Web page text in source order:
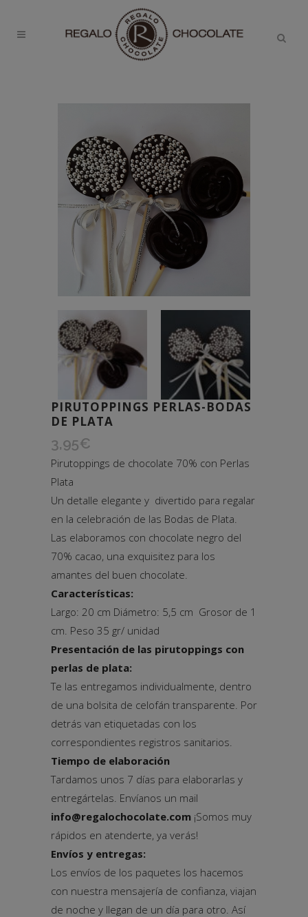
PIRUTOPPINGS PERLAS-BODAS
DE PLATA
3,95€
Pirutoppings de chocolate 70% con Perlas
Plata
Un detalle elegante y divertido para regalar
en la celebración de las Bodas de Plata.
Las elaboramos con chocolate negro del
70% cacao, una exquisitez para los
amantes del buen chocolate.
Características:
Largo: 20 cm Diámetro: 5,5 cm Grosor de 1
cm. Peso 35 gr/ unidad
Presentación de las pirutoppings con
perlas de plata:
Te las entregamos individualmente, dentro
de una bolsita de celofán transparente. Por
detrás van etiquetadas con los
correspondientes registros sanitarios.
Tiempo de elaboración
Tardamos unos 7 días para elaborarlas y
entregártelas. Envíanos un mail
info@regalochocolate.com ¡Somos muy
rápidos en atenderte, ya verás!
Envíos y entregas:
Los envíos de los paquetes los hacemos
con nuestra mensajería de confianza, viajan
de noche y llegan de un día para otro. Así